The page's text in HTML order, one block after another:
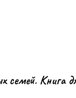
семей. Книга